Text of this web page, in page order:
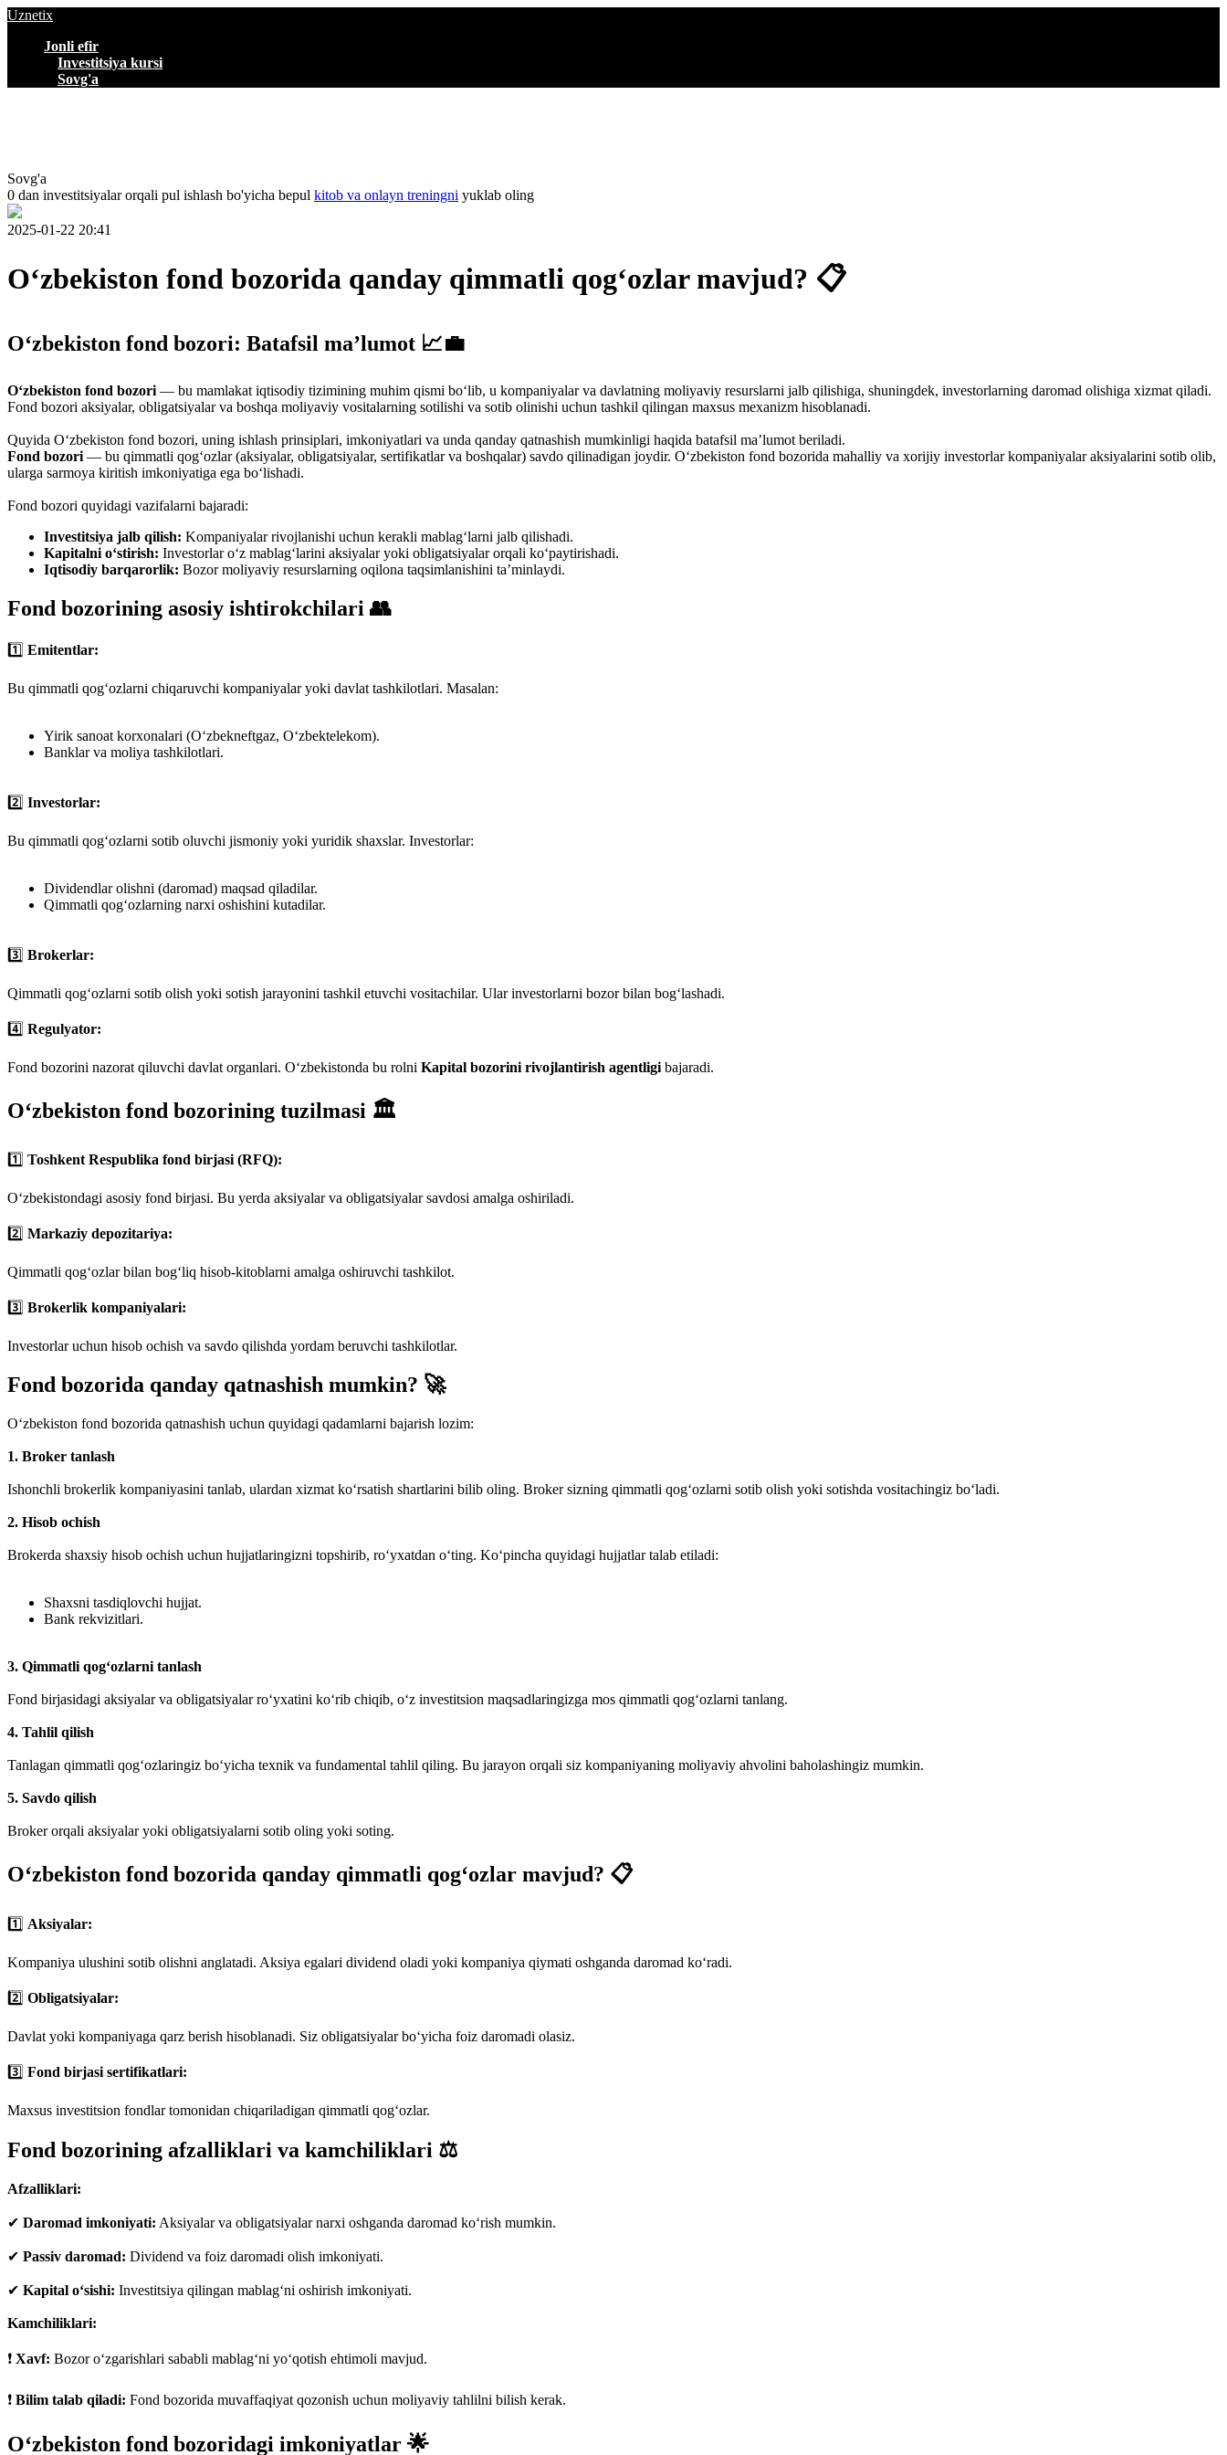
Uznetix
Jonli efir
Investitsiya kursi
Sovg'a
Sovg'a
0 dan investitsiyalar orqali pul ishlash bo'yicha bepul kitob va onlayn treningni yuklab oling
2025-01-22 20:41
O‘zbekiston fond bozorida qanday qimmatli qog‘ozlar mavjud? 📋
O‘zbekiston fond bozori: Batafsil ma’lumot 📈💼
O‘zbekiston fond bozori — bu mamlakat iqtisodiy tizimining muhim qismi bo‘lib, u kompaniyalar va davlatning moliyaviy resurslarni jalb qilishiga, shuningdek, investorlarning daromad olishiga xizmat qiladi.
Fond bozori aksiyalar, obligatsiyalar va boshqa moliyaviy vositalarning sotilishi va sotib olinishi uchun tashkil qilingan maxsus mexanizm hisoblanadi.
Quyida O‘zbekiston fond bozori, uning ishlash prinsiplari, imkoniyatlari va unda qanday qatnashish mumkinligi haqida batafsil ma’lumot beriladi.
Fond bozori — bu qimmatli qog‘ozlar (aksiyalar, obligatsiyalar, sertifikatlar va boshqalar) savdo qilinadigan joydir. O‘zbekiston fond bozorida mahalliy va xorijiy investorlar kompaniyalar aksiyalarini sotib olib,
ularga sarmoya kiritish imkoniyatiga ega bo‘lishadi.
Fond bozori quyidagi vazifalarni bajaradi:
Investitsiya jalb qilish: Kompaniyalar rivojlanishi uchun kerakli mablag‘larni jalb qilishadi.
Kapitalni o‘stirish: Investorlar o‘z mablag‘larini aksiyalar yoki obligatsiyalar orqali ko‘paytirishadi.
Iqtisodiy barqarorlik: Bozor moliyaviy resurslarning oqilona taqsimlanishini ta’minlaydi.
Fond bozorining asosiy ishtirokchilari 👥
1️⃣ Emitentlar:
Bu qimmatli qog‘ozlarni chiqaruvchi kompaniyalar yoki davlat tashkilotlari. Masalan:
Yirik sanoat korxonalari (O‘zbekneftgaz, O‘zbektelekom).
Banklar va moliya tashkilotlari.
2️⃣ Investorlar:
Bu qimmatli qog‘ozlarni sotib oluvchi jismoniy yoki yuridik shaxslar. Investorlar:
Dividendlar olishni (daromad) maqsad qiladilar.
Qimmatli qog‘ozlarning narxi oshishini kutadilar.
3️⃣ Brokerlar:
Qimmatli qog‘ozlarni sotib olish yoki sotish jarayonini tashkil etuvchi vositachilar. Ular investorlarni bozor bilan bog‘lashadi.
4️⃣ Regulyator:
Fond bozorini nazorat qiluvchi davlat organlari. O‘zbekistonda bu rolni Kapital bozorini rivojlantirish agentligi bajaradi.
O‘zbekiston fond bozorining tuzilmasi 🏛️
1️⃣ Toshkent Respublika fond birjasi (RFQ):
O‘zbekistondagi asosiy fond birjasi. Bu yerda aksiyalar va obligatsiyalar savdosi amalga oshiriladi.
2️⃣ Markaziy depozitariya:
Qimmatli qog‘ozlar bilan bog‘liq hisob-kitoblarni amalga oshiruvchi tashkilot.
3️⃣ Brokerlik kompaniyalari:
Investorlar uchun hisob ochish va savdo qilishda yordam beruvchi tashkilotlar.
Fond bozorida qanday qatnashish mumkin? 🚀
O‘zbekiston fond bozorida qatnashish uchun quyidagi qadamlarni bajarish lozim:
1. Broker tanlash
Ishonchli brokerlik kompaniyasini tanlab, ulardan xizmat ko‘rsatish shartlarini bilib oling. Broker sizning qimmatli qog‘ozlarni sotib olish yoki sotishda vositachingiz bo‘ladi.
2. Hisob ochish
Brokerda shaxsiy hisob ochish uchun hujjatlaringizni topshirib, ro‘yxatdan o‘ting. Ko‘pincha quyidagi hujjatlar talab etiladi:
Shaxsni tasdiqlovchi hujjat.
Bank rekvizitlari.
3. Qimmatli qog‘ozlarni tanlash
Fond birjasidagi aksiyalar va obligatsiyalar ro‘yxatini ko‘rib chiqib, o‘z investitsion maqsadlaringizga mos qimmatli qog‘ozlarni tanlang.
4. Tahlil qilish
Tanlagan qimmatli qog‘ozlaringiz bo‘yicha texnik va fundamental tahlil qiling. Bu jarayon orqali siz kompaniyaning moliyaviy ahvolini baholashingiz mumkin.
5. Savdo qilish
Broker orqali aksiyalar yoki obligatsiyalarni sotib oling yoki soting.
O‘zbekiston fond bozorida qanday qimmatli qog‘ozlar mavjud? 📋
1️⃣ Aksiyalar:
Kompaniya ulushini sotib olishni anglatadi. Aksiya egalari dividend oladi yoki kompaniya qiymati oshganda daromad ko‘radi.
2️⃣ Obligatsiyalar:
Davlat yoki kompaniyaga qarz berish hisoblanadi. Siz obligatsiyalar bo‘yicha foiz daromadi olasiz.
3️⃣ Fond birjasi sertifikatlari:
Maxsus investitsion fondlar tomonidan chiqariladigan qimmatli qog‘ozlar.
Fond bozorining afzalliklari va kamchiliklari ⚖️
Afzalliklari:
✔ Daromad imkoniyati: Aksiyalar va obligatsiyalar narxi oshganda daromad ko‘rish mumkin.
✔ Passiv daromad: Dividend va foiz daromadi olish imkoniyati.
✔ Kapital o‘sishi: Investitsiya qilingan mablag‘ni oshirish imkoniyati.
Kamchiliklari:
❗ Xavf: Bozor o‘zgarishlari sababli mablag‘ni yo‘qotish ehtimoli mavjud.
❗ Bilim talab qiladi: Fond bozorida muvaffaqiyat qozonish uchun moliyaviy tahlilni bilish kerak.
O‘zbekiston fond bozoridagi imkoniyatlar 🌟